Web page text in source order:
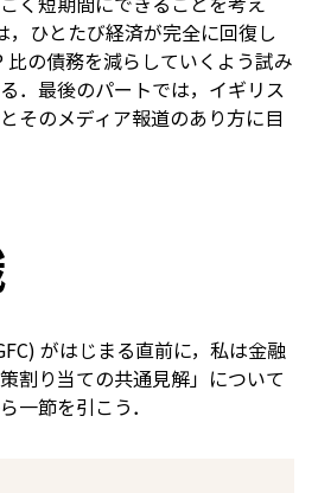
，ひとたび経済が完全に回復し
比の債務を減らしていくよう試み
．最後のパートでは，イギリス
そのメディア報道のあり方に目
がはじまる直前に，私は金融
割り当ての共通見解」について
一節を引こう．